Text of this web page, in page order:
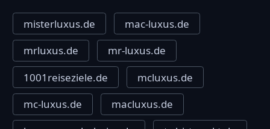
misterluxus.de
mac-luxus.de
mrluxus.de
mr-luxus.de
1001reiseziele.de
mcluxus.de
mc-luxus.de
macluxus.de